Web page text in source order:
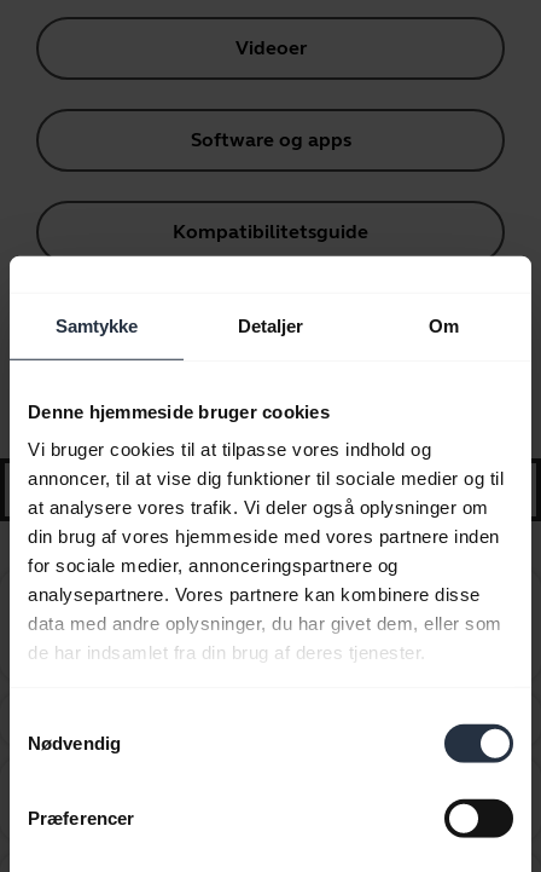
Samtykke Detaljer Om
Denne hjemmeside bruger cookies
Vi bruger cookies til at tilpasse vores indhold og
annoncer, til at vise dig funktioner til sociale medier og til
at analysere vores trafik. Vi deler også oplysninger om
din brug af vores hjemmeside med vores partnere inden
for sociale medier, annonceringspartnere og
analysepartnere. Vores partnere kan kombinere disse
data med andre oplysninger, du har givet dem, eller som
de har indsamlet fra din brug af deres tjenester.
Nødvendig
Præferencer
Videoer
Software og apps
Kompatibilitetsguide
Udvalgt vejledning og tips til at komme i gang
search
Hvor langt kan jeg bevæge mig væk fra min
smartphone, mens jeg stadig er inden for Bluetooth-
rækkevidde?
Hvordan bestiller jeg tilbehør til en Jabra enhed?
får bedre lyd, når jeg lytter til musik og ser video?
chevron_right